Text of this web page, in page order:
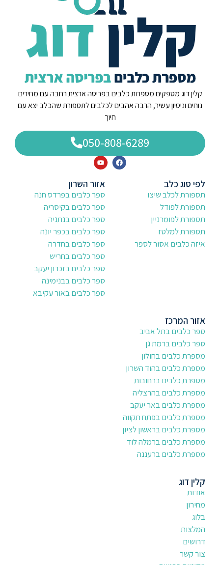
קלין דוג מספקים מספרות כלבים בפריסה ארצית רחבה עם מחירים
נוחים וניסיון עשיר, הרבה אהבים לכלבים לתספורת שהכלב יצא עם
חיוך
050-808-6289
לפי סוג כלב
תספורת לכלב שיצו
תספורת לפודל
תספורת לפומרניין
תספורת למלטז
איזה כלבים אסור לספר
אזור השרון
ספר כלבים בפרדס חנה
ספר כלבים בקיסריה
ספר כלבים בנתניה
ספר כלבים בכפר יונה
ספר כלבים בחדרה
ספר כלבים בחריש
ספר כלבים בזכרון יעקב
ספר כלבים בבנימינה
ספר כלבים באור עקיבא
אזור המרכז
ספר כלבים בתל אביב
ספר כלבים ברמת גן
מספרת כלבים בחולון
מספרת כלבים בהוד השרון
מספרת כלבים ברחובות
מספרת כלבים בהרצליה
מספרת כלבים באר יעקב
מספרת כלבים בפתח תקווה
מספרת כלבים בראשון לציון
מספרת כלבים ברמלה לוד
מספרת כלבים ברעננה
קלין דוג
אודות
מחירון
בלוג
המלצות
דרושים
צור קשר